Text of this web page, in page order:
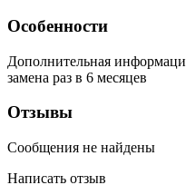
Особенности
Дополнительная
замена раз в 6 месяцев
Отзывы
Сообщения не найдены
Написать отзыв